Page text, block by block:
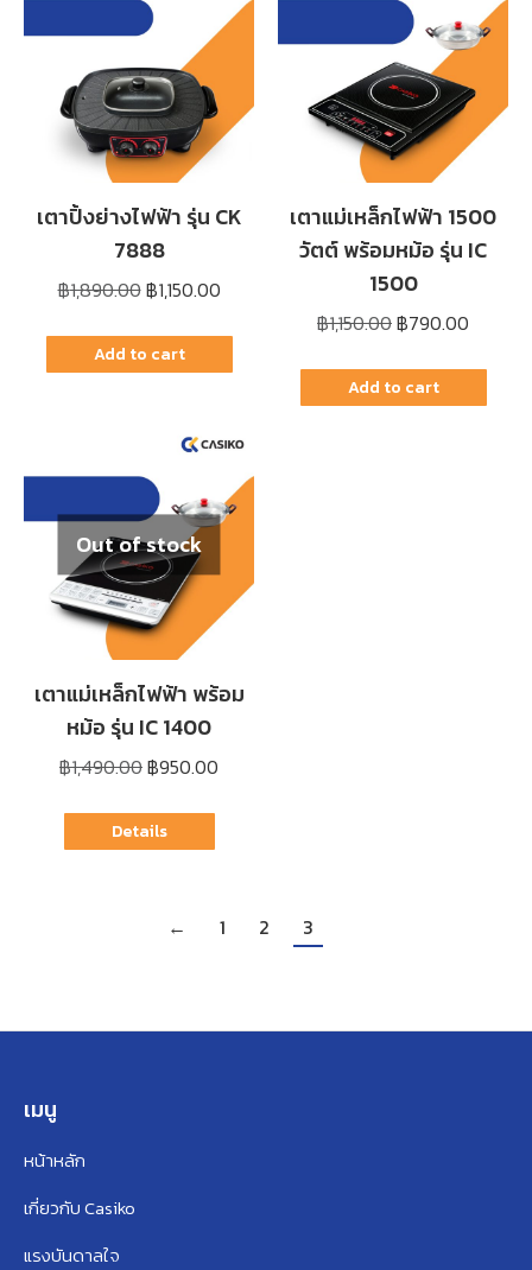
เตาปิ้งย่างไฟฟ้า รุ่น CK
7888
฿1,890.00Original
was:
฿1,150.00Current
Add to cart
เตาแม่เหล็กไฟฟ้า 1500
วัตต์ พร้อมหม้อ รุ่น IC
1500
฿1,150.00Original
was:
฿790.00
Add to cart
Out of stock
เตาแม่เหล็กไฟฟ้า พร้อม
หม้อ รุ่น IC 1400
฿1,490.00Original
was:
฿950.00
Details
← 1 2 3
เมนู
หน้าหลัก
เกี่ยวกับ Casiko
แรงบันดาลใจ